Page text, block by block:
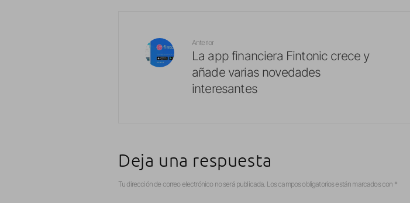
Anterior
La app financiera Fintonic crece y
añade varias novedades
interesantes
Deja una respuesta
Tu dirección de correo electrónico no será publicada. Los campos obligatorios están marcados con *